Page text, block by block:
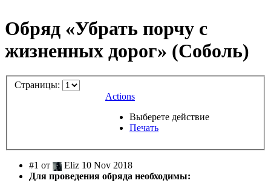
Обряд «Убрать порчу с
жизненных дорог» (Соболь)
Страницы:
Actions
Выберете действие
Печать
#1 от
Eliz 10 Nov 2018
Для проведения обряда необходимы: